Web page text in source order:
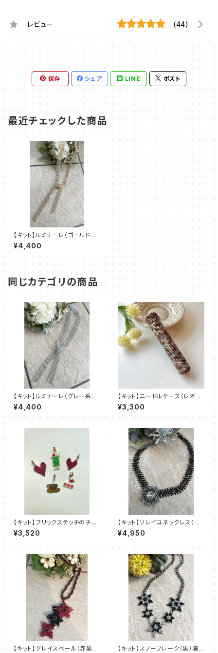
レビュー (44)
保存 シェア LINE ポスト
最近チェックした商品
【キット】ルミナーレ（ゴールド系）
澤田美子
¥4,400
同じカテゴリの商品
【キット】ルミナーレ（グレー系）
澤田美子
¥4,400
【キット】ニードルケース（レオパ
ード）新川智未
¥3,300
【キット】ブリックステッチのチャ
ーム5種 新川智未
¥3,520
【キット】ソレイユネックレス（黒
系）澤田美子
¥4,950
【キット】グレイスベール（赤黒
【キット】スノーフレーク（黒）澤